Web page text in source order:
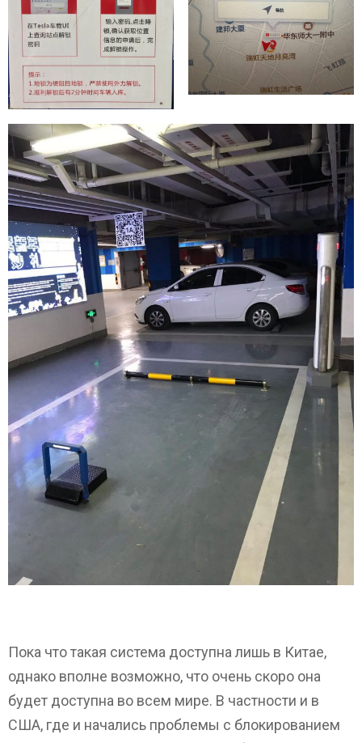
Пока что такая система доступна лишь в Китае,
однако вполне возможно, что очень скоро она
будет доступна во всем мире. В частности и в
США, где и начались проблемы с блокированием